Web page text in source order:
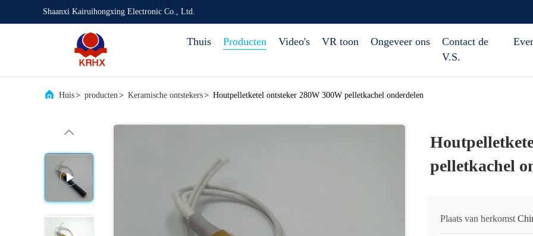
Shaanxi Kairuihongxing Electronic Co., Ltd.
Thuis Producten Video's VR toon Ongeveer ons
Contact de
V.S.
Huis> producten> Keramische ontstekers> Houtpelletketel ontsteker 280W 300W pelletkachel onderdelen
pelletkachel
Plaats van herkomst